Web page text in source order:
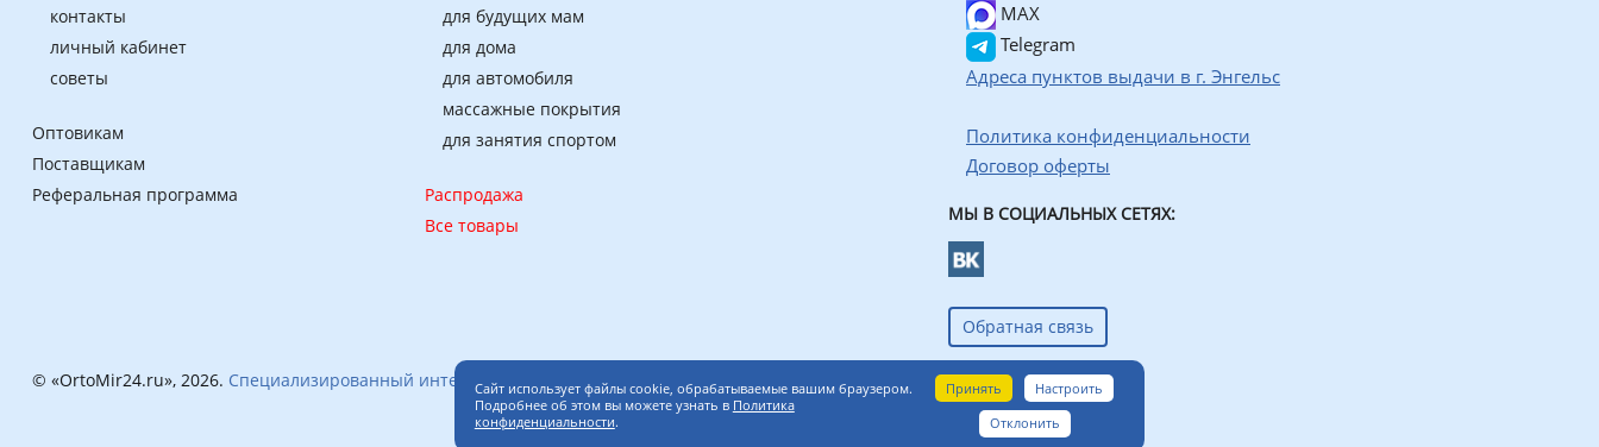
контакты
личный кабинет
советы
Оптовикам
Поставщикам
Реферальная программа
для будущих мам
для дома
для автомобиля
массажные покрытия
для занятия спортом
Распродажа
Все товары
MAX
Telegram
Адреса пунктов выдачи в г. Энгельс
Политика конфиденциальности
Договор оферты
МЫ В СОЦИАЛЬНЫХ СЕТЯХ:
Обратная связь
© «OrtoMir24.ru», 2026. Специализированный интернет-магазин ортопедических товаров
Сайт использует файлы cookie, обрабатываемые вашим браузером.
Подробнее об этом вы можете узнать в Политика
конфиденциальности.
Принять
Настроить
Отклонить